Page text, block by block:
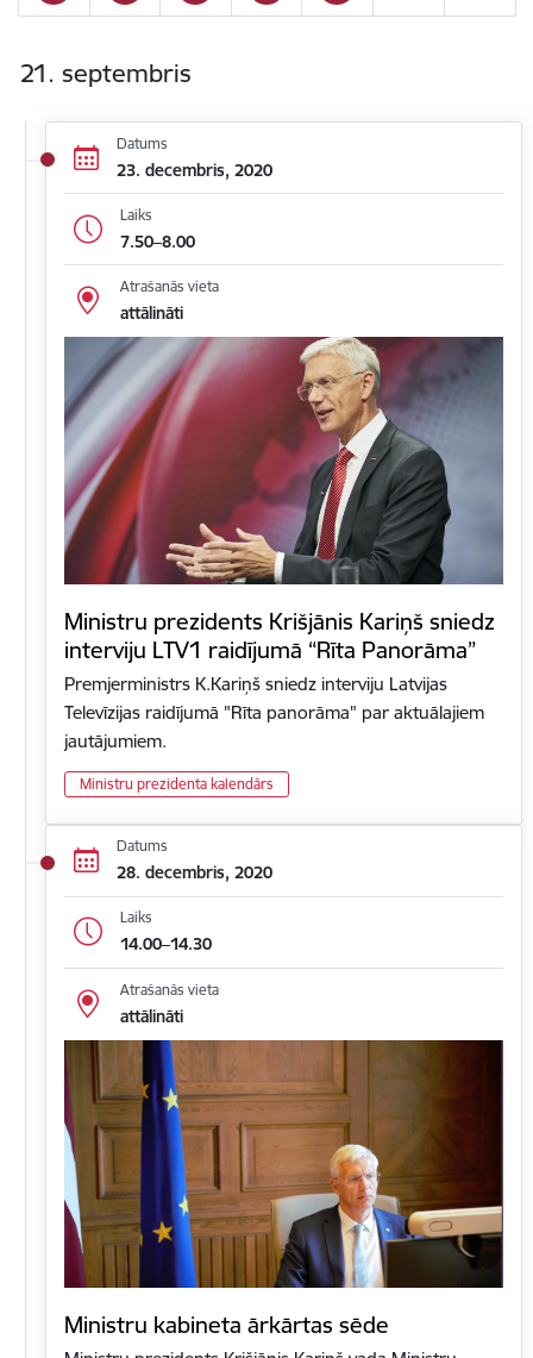
21. septembris
Datums
23. decembris, 2020
Laiks
7.50–8.00
Atrašanās vieta
attālināti
Ministru prezidents Krišjānis Kariņš sniedz
interviju LTV1 raidījumā “Rīta Panorāma”
Premjerministrs K.Kariņš sniedz interviju Latvijas
Televīzijas raidījumā "Rīta panorāma" par aktuālajiem
jautājumiem.
Ministru prezidenta kalendārs
Datums
28. decembris, 2020
Laiks
14.00–14.30
Atrašanās vieta
attālināti
Ministru kabineta ārkārtas sēde